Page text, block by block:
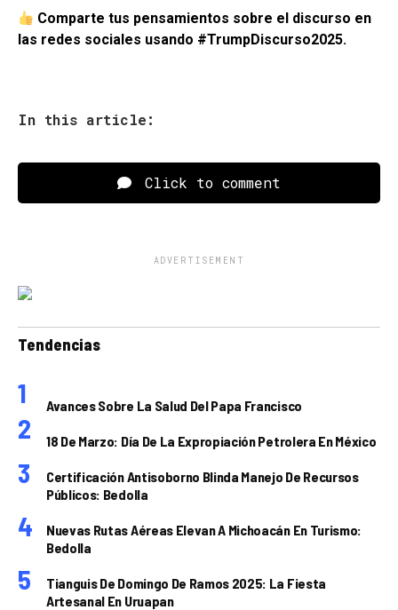
Comparte tus pensamientos sobre el discurso en
las redes sociales usando #TrumpDiscurso2025.
In this article:
Click to comment
ADVERTISEMENT
Tendencias
Avances Sobre La Salud Del Papa Francisco
18 De Marzo: Día De La Expropiación Petrolera En México
Certificación Antisoborno Blinda Manejo De Recursos
Públicos: Bedolla
Nuevas Rutas Aéreas Elevan A Michoacán En Turismo:
Bedolla
Tianguis De Domingo De Ramos 2025: La Fiesta
Artesanal En Uruapan